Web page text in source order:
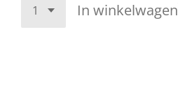
In winkelwagen